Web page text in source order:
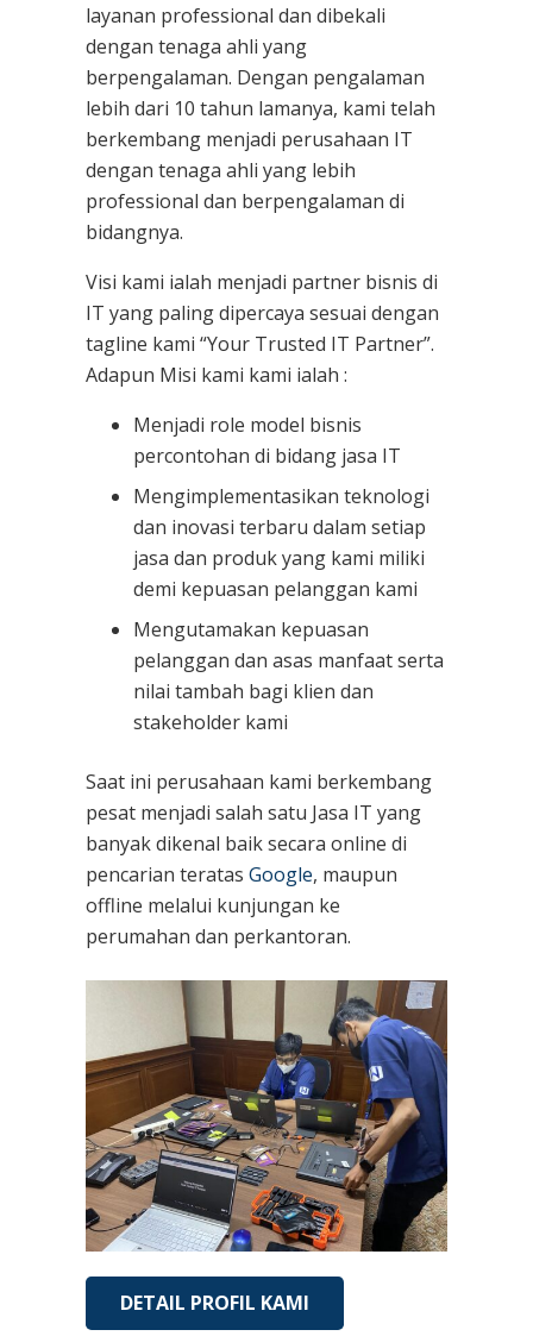
layanan professional dan dibekali
dengan tenaga ahli yang
berpengalaman. Dengan pengalaman
lebih dari 10 tahun lamanya, kami telah
berkembang menjadi perusahaan IT
dengan tenaga ahli yang lebih
professional dan berpengalaman di
bidangnya.
Visi kami ialah menjadi partner bisnis di
IT yang paling dipercaya sesuai dengan
tagline kami “Your Trusted IT Partner”.
Adapun Misi kami kami ialah :
Menjadi role model bisnis
percontohan di bidang jasa IT
Mengimplementasikan teknologi
dan inovasi terbaru dalam setiap
jasa dan produk yang kami miliki
demi kepuasan pelanggan kami
Mengutamakan kepuasan
pelanggan dan asas manfaat serta
nilai tambah bagi klien dan
stakeholder kami
Saat ini perusahaan kami berkembang
pesat menjadi salah satu Jasa IT yang
banyak dikenal baik secara online di
pencarian teratas Google, maupun
offline melalui kunjungan ke
perumahan dan perkantoran.
DETAIL PROFIL KAMI